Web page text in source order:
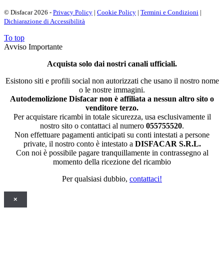
© Disfacar 2026 - Privacy Policy | Cookie Policy | Termini e Condizioni |
Dichiarazione di Accessibilità
To top
Avviso Importante
Acquista solo dai nostri canali ufficiali.
Esistono siti e profili social non autorizzati che usano il nostro nome
o le nostre immagini.
Autodemolizione Disfacar non è affiliata a nessun altro sito o
venditore terzo.
Per acquistare ricambi in totale sicurezza, usa esclusivamente il
nostro sito o contattaci al numero 055755520.
Non effettuare pagamenti anticipati su conti intestati a persone
private, il nostro conto è intestato a DISFACAR S.R.L.
Con noi è possibile pagare tranquillamente in contrassegno al
momento della ricezione del ricambio
Per qualsiasi dubbio, contattaci!
×